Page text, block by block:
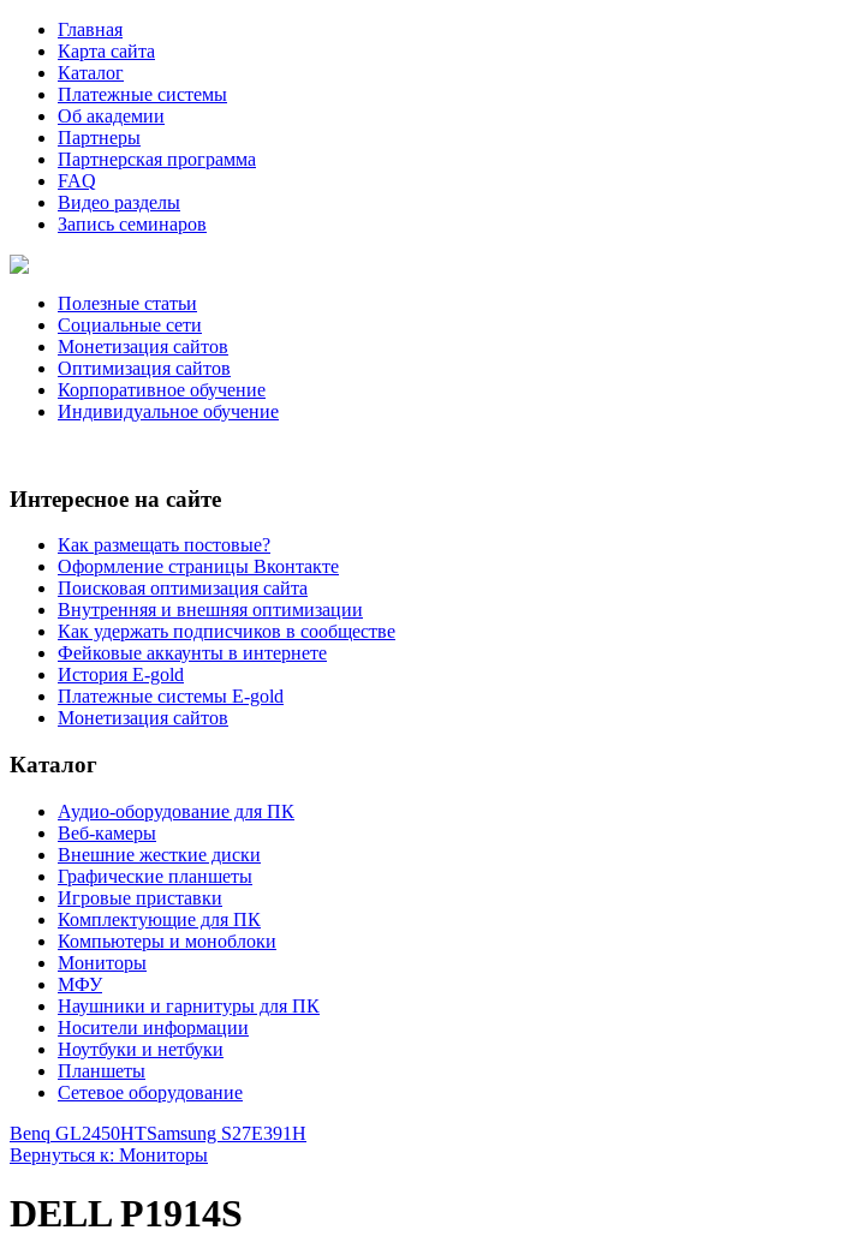
Главная
Карта сайта
Каталог
Платежные системы
Об академии
Партнеры
Партнерская программа
FAQ
Видео разделы
Запись семинаров
Полезные статьи
Социальные сети
Монетизация сайтов
Оптимизация сайтов
Корпоративное обучение
Индивидуальное обучение
Интересное на сайте
Как размещать постовые?
Оформление страницы Вконтакте
Поисковая оптимизация сайта
Внутренняя и внешняя оптимизации
Как удержать подписчиков в сообществе
Фейковые аккаунты в интернете
История E-gold
Платежные системы E-gold
Монетизация сайтов
Каталог
Аудио-оборудование для ПК
Веб-камеры
Внешние жесткие диски
Графические планшеты
Игровые приставки
Комплектующие для ПК
Компьютеры и моноблоки
Мониторы
МФУ
Наушники и гарнитуры для ПК
Носители информации
Ноутбуки и нетбуки
Планшеты
Сетевое оборудование
Benq GL2450HTSamsung S27E391H
Вернуться к: Мониторы
DELL P1914S